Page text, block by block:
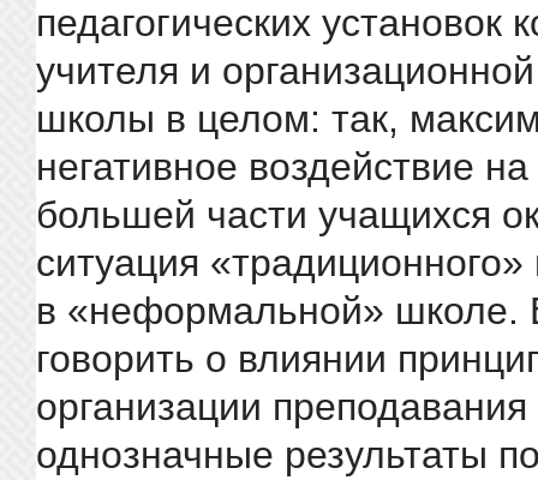
педагогических установок
учителя и
школы в целом: так,
негативное воздействие
большей части учащихся
ситуация
в «неформальной» школе.
говорить о влиянии
организации
однозначные результаты